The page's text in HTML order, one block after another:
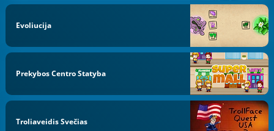
Evoliucija
Prekybos Centro Statyba
Troliaveidis Svečias